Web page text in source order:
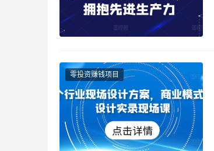
零投资赚钱项目